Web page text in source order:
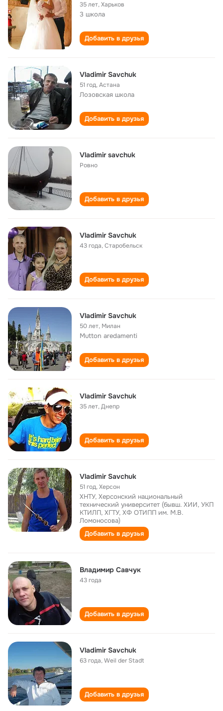
35 лет,Харьков
3 школа
Добавить в друзья
Vladimir Savchuk
51 год,Астана
Лозовская школа
Добавить в друзья
Vladimir savchuk
Ровно
Добавить в друзья
Vladimir Savchuk
43 года,Старобельск
Добавить в друзья
Vladimir Savchuk
50 лет, Милан
Mutton aredamenti
Добавить в друзья
Vladimir Savchuk
35 лет,Днепр
Добавить в друзья
Vladimir Savchuk
51 год,Херсон
ХНТУ, Херсонский национальный
технический университет (бывш. ХИИ, УКП
КТИЛП, ХГТУ, ХФ ОТИПП им. М.В.
Ломоносова)
Добавить в друзья
Владимир Савчук
43 года
Добавить в друзья
Vladimir Savchuk
63 года,Weil der Stadt
Добавить в друзья